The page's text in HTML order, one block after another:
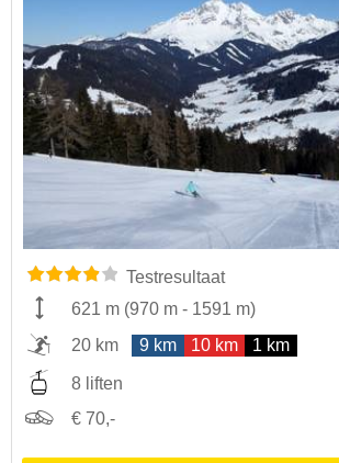
Testresultaat
621 m (970 m - 1591 m)
20 km
9 km 10 km 1 km
8 liften
€ 70,-